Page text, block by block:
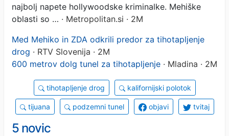
najbolj napete hollywoodske kriminalke. Mehiške
oblasti so … · Metropolitan.si · 2M
Med Mehiko in ZDA odkrili predor za tihotapljenje
drog · RTV Slovenija · 2M
600 metrov dolg tunel za tihotapljenje · Mladina · 2M
tihotapljenje drog kalifornijski polotok
tijuana podzemni tunel objavi tvitaj
5 novic